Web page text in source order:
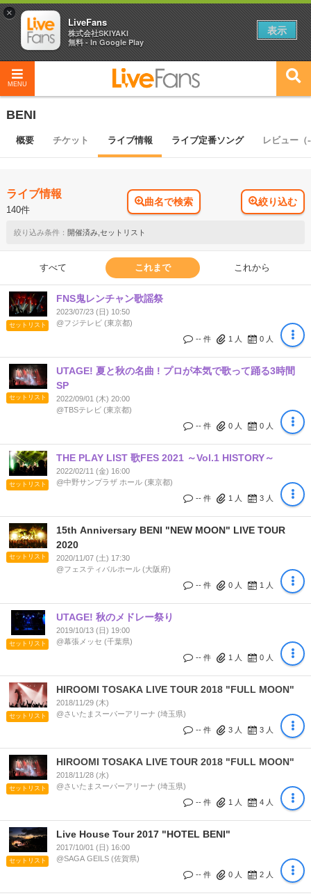
MENU
BENI
概要 チケット ライブ情報 ライブ定番ソング レビュー（
ライブ情報
140件
曲名で検索 絞り込む
開催済み,セットリスト
すべて これまで これから
セットリスト
FNS鬼レンチャン歌謡祭
2023/07/23 (日) 10:50
@フジテレビ (東京都)
-- 件
1 人 0 人
セットリスト
UTAGE! 夏と秋の名曲 ! プロが本気で歌って踊る3時間
SP
2022/09/01 (木) 20:00
@TBSテレビ (東京都)
-- 件
0 人 0 人
セットリスト
THE PLAY LIST 歌FES 2021 ～Vol.1 HISTORY～
2022/02/11 (金) 16:00
@中野サンプラザ ホール (東京都)
-- 件
1 人 3 人
セットリスト
15th Anniversary BENI "NEW MOON" LIVE TOUR
2020
2020/11/07 (土) 17:30
@フェスティバルホール (大阪府)
-- 件
0 人 1 人
セットリスト
UTAGE! 秋のメドレー祭り
2019/10/13 (日) 19:00
@幕張メッセ (千葉県)
-- 件
1 人 0 人
セットリスト
HIROOMI TOSAKA LIVE TOUR 2018 "FULL MOON"
2018/11/29 (木)
@さいたまスーパーアリーナ (埼玉県)
-- 件
3 人 3 人
セットリスト
HIROOMI TOSAKA LIVE TOUR 2018 "FULL MOON"
2018/11/28 (水)
@さいたまスーパーアリーナ (埼玉県)
-- 件
1 人 4 人
セットリスト
Live House Tour 2017 "HOTEL BENI"
2017/10/01 (日) 16:00
@SAGA GEILS (佐賀県)
-- 件
0 人 2 人
×
LiveFans
株式会社SKIYAKI
無料 - In Google Play
表示